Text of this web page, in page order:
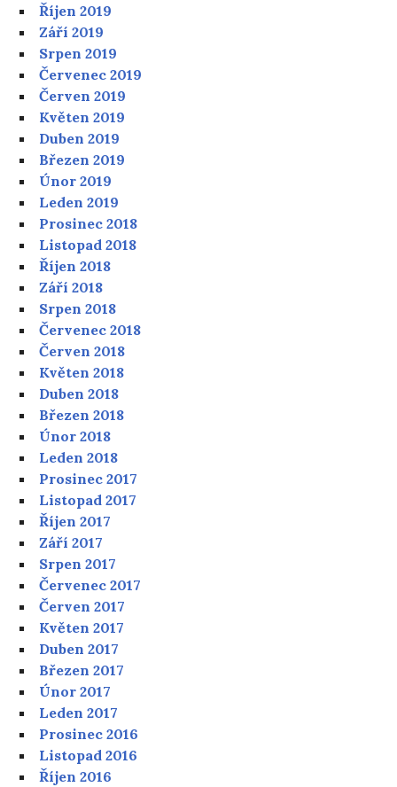
Říjen 2019
Září 2019
Srpen 2019
Červenec 2019
Červen 2019
Květen 2019
Duben 2019
Březen 2019
Únor 2019
Leden 2019
Prosinec 2018
Listopad 2018
Říjen 2018
Září 2018
Srpen 2018
Červenec 2018
Červen 2018
Květen 2018
Duben 2018
Březen 2018
Únor 2018
Leden 2018
Prosinec 2017
Listopad 2017
Říjen 2017
Září 2017
Srpen 2017
Červenec 2017
Červen 2017
Květen 2017
Duben 2017
Březen 2017
Únor 2017
Leden 2017
Prosinec 2016
Listopad 2016
Říjen 2016